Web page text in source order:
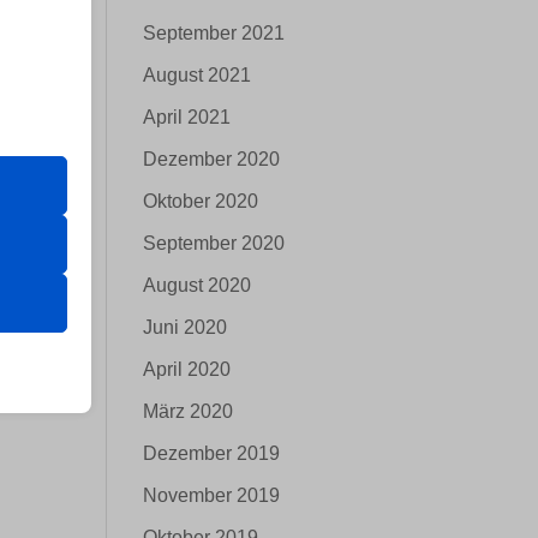
September 2021
August 2021
April 2021
Dezember 2020
Oktober 2020
September 2020
August 2020
Juni 2020
April 2020
März 2020
Dezember 2019
November 2019